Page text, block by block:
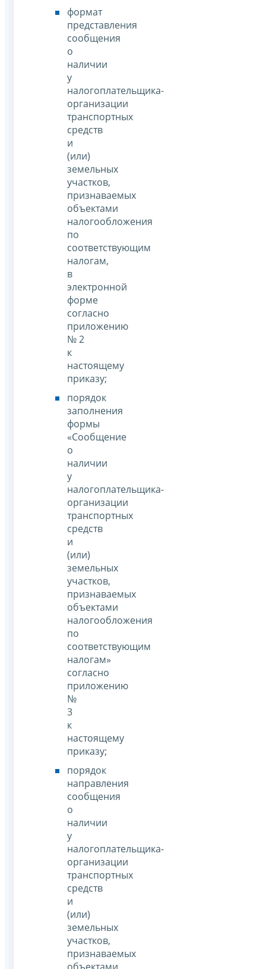
формат
представления
сообщения
о
наличии
у
налогоплательщика-
организации
транспортных
средств
и
(или)
земельных
участков,
признаваемых
объектами
налогообложения
по
соответствующим
налогам,
в
электронной
форме
согласно
приложению
№ 2
к
настоящему
приказу;
порядок
заполнения
формы
«Сообщение
о
наличии
у
налогоплательщика-
организации
транспортных
средств
и
(или)
земельных
участков,
признаваемых
объектами
налогообложения
по
соответствующим
налогам»
согласно
приложению
№
3
к
настоящему
приказу;
порядок
направления
сообщения
о
наличии
у
налогоплательщика-
организации
транспортных
средств
и
(или)
земельных
участков,
признаваемых